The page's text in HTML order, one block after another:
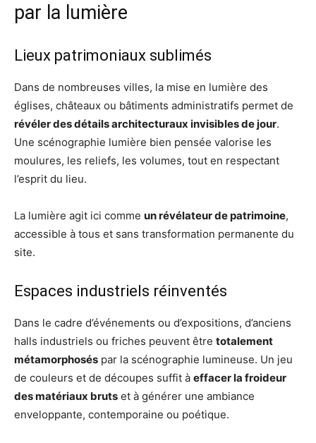
par la lumière
Lieux patrimoniaux sublimés
Dans de nombreuses villes, la mise en lumière des
églises, châteaux ou bâtiments administratifs permet de
révéler des détails architecturaux invisibles de jour.
Une scénographie lumière bien pensée valorise les
moulures, les reliefs, les volumes, tout en respectant
l’esprit du lieu.
La lumière agit ici comme un révélateur de patrimoine,
accessible à tous et sans transformation permanente du
site.
Espaces industriels réinventés
Dans le cadre d’événements ou d’expositions, d’anciens
halls industriels ou friches peuvent être totalement
métamorphosés par la scénographie lumineuse. Un jeu
de couleurs et de découpes suffit à effacer la froideur
des matériaux bruts et à générer une ambiance
enveloppante, contemporaine ou poétique.